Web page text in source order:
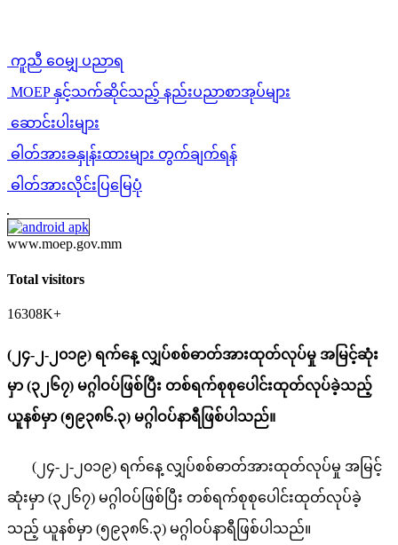
ကူညီ ဝေမျှ ပညာရ
MOEP နှင့်သက်ဆိုင်သည့် နည်းပညာစာအုပ်များ
ဆောင်းပါးများ
ဓါတ်အားခနှုန်းထားများ တွက်ချက်ရန်
ဓါတ်အားလိုင်းပြမြေပုံ
www.moep.gov.mm
Total visitors
16308K+
(၂၄-၂-၂၀၁၉) ရက်နေ့ လျှပ်စစ်ဓာတ်အားထုတ်လုပ်မှု အမြင့်ဆုံး
မှာ (၃၂၆၇) မဂ္ဂါဝပ်ဖြစ်ပြီး တစ်ရက်စုစုပေါင်းထုတ်လုပ်ခဲ့သည့်
ယူနစ်မှာ (၅၉၃၈၆.၃) မဂ္ဂါဝပ်နာရီဖြစ်ပါသည်။
(၂၄-၂-၂၀၁၉) ရက်နေ့ လျှပ်စစ်ဓာတ်အားထုတ်လုပ်မှု အမြင့်
ဆုံးမှာ (၃၂၆၇) မဂ္ဂါဝပ်ဖြစ်ပြီး တစ်ရက်စုစုပေါင်းထုတ်လုပ်ခဲ့
သည့် ယူနစ်မှာ (၅၉၃၈၆.၃) မဂ္ဂါဝပ်နာရီဖြစ်ပါသည်။